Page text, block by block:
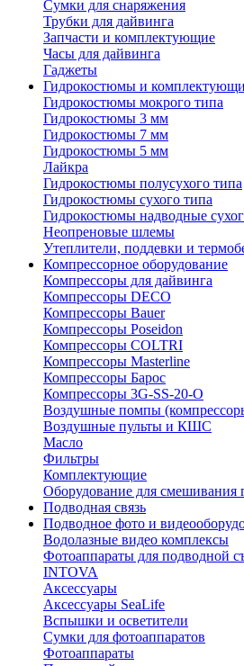
Сумки для снаряжения
Трубки для дайвинга
Запчасти и комплектующие
Часы для дайвинга
Гаджеты
Гидрокостюмы и
Гидрокостюмы мокрого типа
Гидрокостюмы 3 мм
Гидрокостюмы 7 мм
Гидрокостюмы 5 мм
Лайкра
Гидрокостюмы полусухого типа
Гидрокостюмы сухого типа
Гидрокостюмы надводные
Неопреновые шлемы
Утеплители, поддевки и
Компрессорное оборудование
Компрессоры для дайвинга
Компрессоры DECO
Компрессоры Bauer
Компрессоры Poseidon
Компрессоры COLTRI
Компрессоры Masterline
Компрессоры Барос
Компрессоры 3G-SS-20-O
Воздушные помпы
Воздушные пульты и КШС
Масло
Фильтры
Комплектующие
Оборудование для смешивания
Подводная связь
Подводное фото и
Водолазные видео комплексы
Фотоаппараты для подводной
INTOVA
Аксессуары
Аксессуары SeaLife
Вспышки и осветители
Сумки для фотоаппаратов
Фотоаппараты